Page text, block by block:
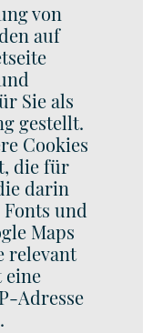
von
auf
Sie als
gestellt.
Cookies
die für
darin
und
Maps
relevant
eine
Adresse